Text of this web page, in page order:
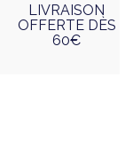
LIVRAISON
OFFERTE DÈS
60€